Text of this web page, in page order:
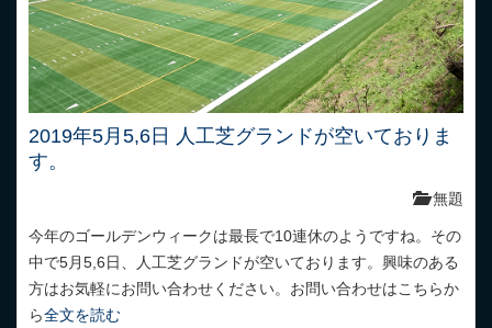
2019年5月5,6日 人工芝グランドが空いておりま
す。
無題
今年のゴールデンウィークは最長で10連休のようですね。その
中で5月5,6日、人工芝グランドが空いております。興味のある
方はお気軽にお問い合わせください。お問い合わせはこちらか
ら全文を読む